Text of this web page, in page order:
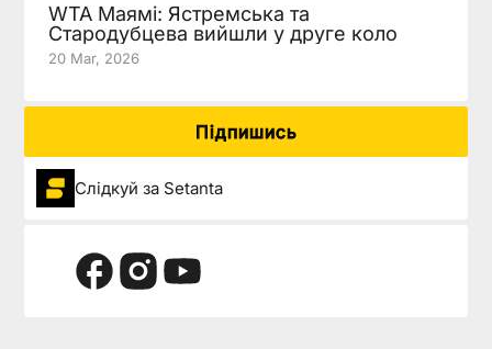
WTA Маямі: Ястремська та
Стародубцева вийшли у друге коло
20 Mar, 2026
Підпишись
Слідкуй за Setanta